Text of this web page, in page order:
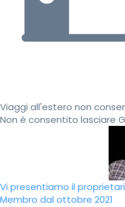
Viaggi all'estero non
Non è consentito lasciare
Vi presentiamo il
Membro dal ottobre 2021